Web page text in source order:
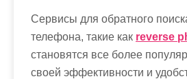
Сервисы для обратного
телефона, такие как reverse
становятся все более
своей эффективности и